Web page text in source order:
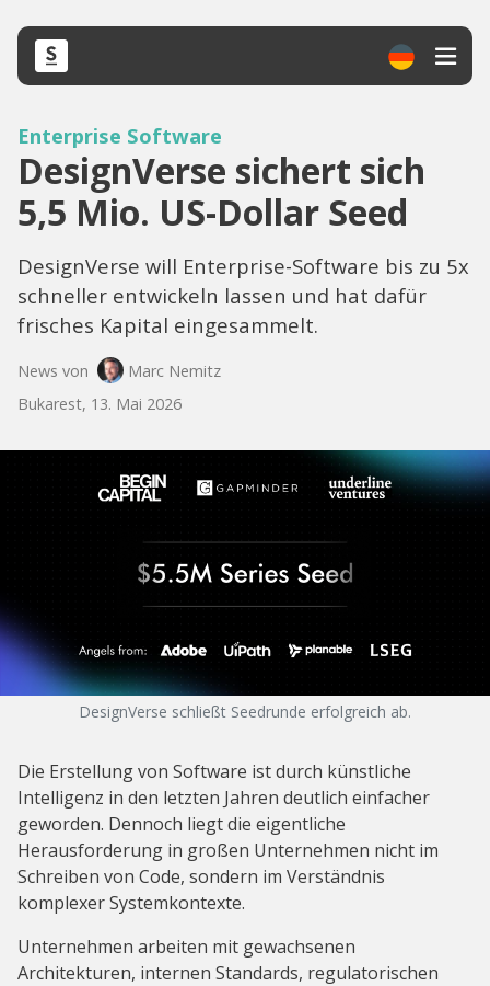
Enterprise Software
DesignVerse sichert sich
5,5 Mio. US-Dollar Seed
DesignVerse will Enterprise-Software bis zu 5x
schneller entwickeln lassen und hat dafür
frisches Kapital eingesammelt.
News von
Marc Nemitz
Bukarest, 13. Mai 2026
DesignVerse schließt Seedrunde erfolgreich ab.
Die Erstellung von Software ist durch künstliche
Intelligenz in den letzten Jahren deutlich einfacher
geworden. Dennoch liegt die eigentliche
Herausforderung in großen Unternehmen nicht im
Schreiben von Code, sondern im Verständnis
komplexer Systemkontexte.
Unternehmen arbeiten mit gewachsenen
Architekturen, internen Standards, regulatorischen